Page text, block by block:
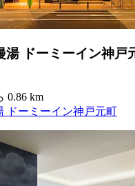
湯 ドーミーイン神戸
0.86 km
ドーミーイン神戸元町